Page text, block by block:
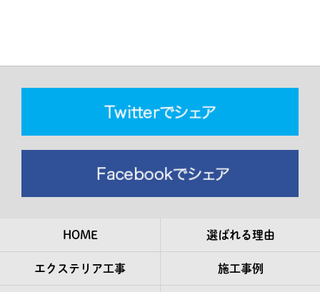
HOME 選ばれる理由
エクステリア工事 施工事例